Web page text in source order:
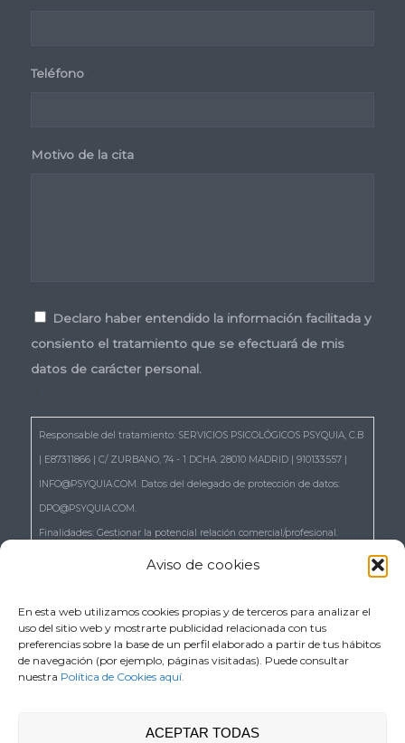
Aviso de cookies
En esta web utilizamos cookies propias y de terceros para analizar el
uso del sitio web y mostrarte publicidad relacionada con tus
preferencias sobre la base de un perfil elaborado a partir de tus hábitos
de navegación (por ejemplo, páginas visitadas). Puede consultar
nuestra Política de Cookies aquí.
ACEPTAR TODAS
Teléfono
Motivo de la cita
Declaro haber entendido la información facilitada y
consiento el tratamiento que se efectuará de mis
datos de carácter personal.
Responsable del tratamiento: SERVICIOS PSICOLÓGICOS PSYQUIA, C.B
| E87311866 | C/ ZURBANO, 74 - 1 DCHA. 28010 MADRID | 910133557 |
INFO@PSYQUIA.COM. Datos del delegado de protección de datos:
DPO@PSYQUIA.COM.
Finalidades: Gestionar la potencial relación comercial/profesional.
22 del RGPD, de acceso, rectificación, supresión, portabilidad,
únicamente en el tratamiento automatizado de sus datos, cuando
MADRID o en el correo electrónico DPO@PSYQUIA.COM.